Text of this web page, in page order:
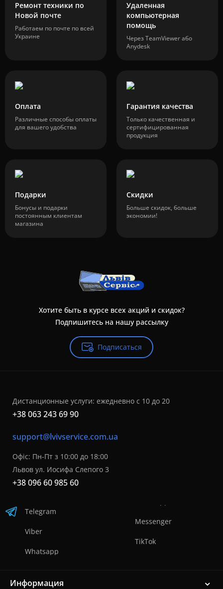
Ремонт техники по
Новой почте
Работаем по почте по всей
Украине
Удаленная
компьютерная
помощь
Через TeamViewer або
Anydesk
Оплата
Различные способы оплаты
для вашего удобства
Гарантия качества
Только качественная и
сертифицированная
продукция
Подарки
Бонусы и подарки
постоянным клиентам
магазина
Скидки
Больше скидок, больше
экономии!
Хотите быть в курсе всех акций и скидок?
Подпишитесь на нашу рассылку
Подписаться
Дистанционные услуги: ежедневно с 10 до 20
+38 063 243 69 90
support@lvivservice.com.ua
Офіс: Пн-Пт з 10:00 до 18:00
Львов ул. Иосифа Слепого 3
+38 096 60 985 60
Telegram
Viber
Whatsapp
Messenger
TikTok
Информация